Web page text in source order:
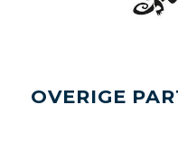
OVERIGE